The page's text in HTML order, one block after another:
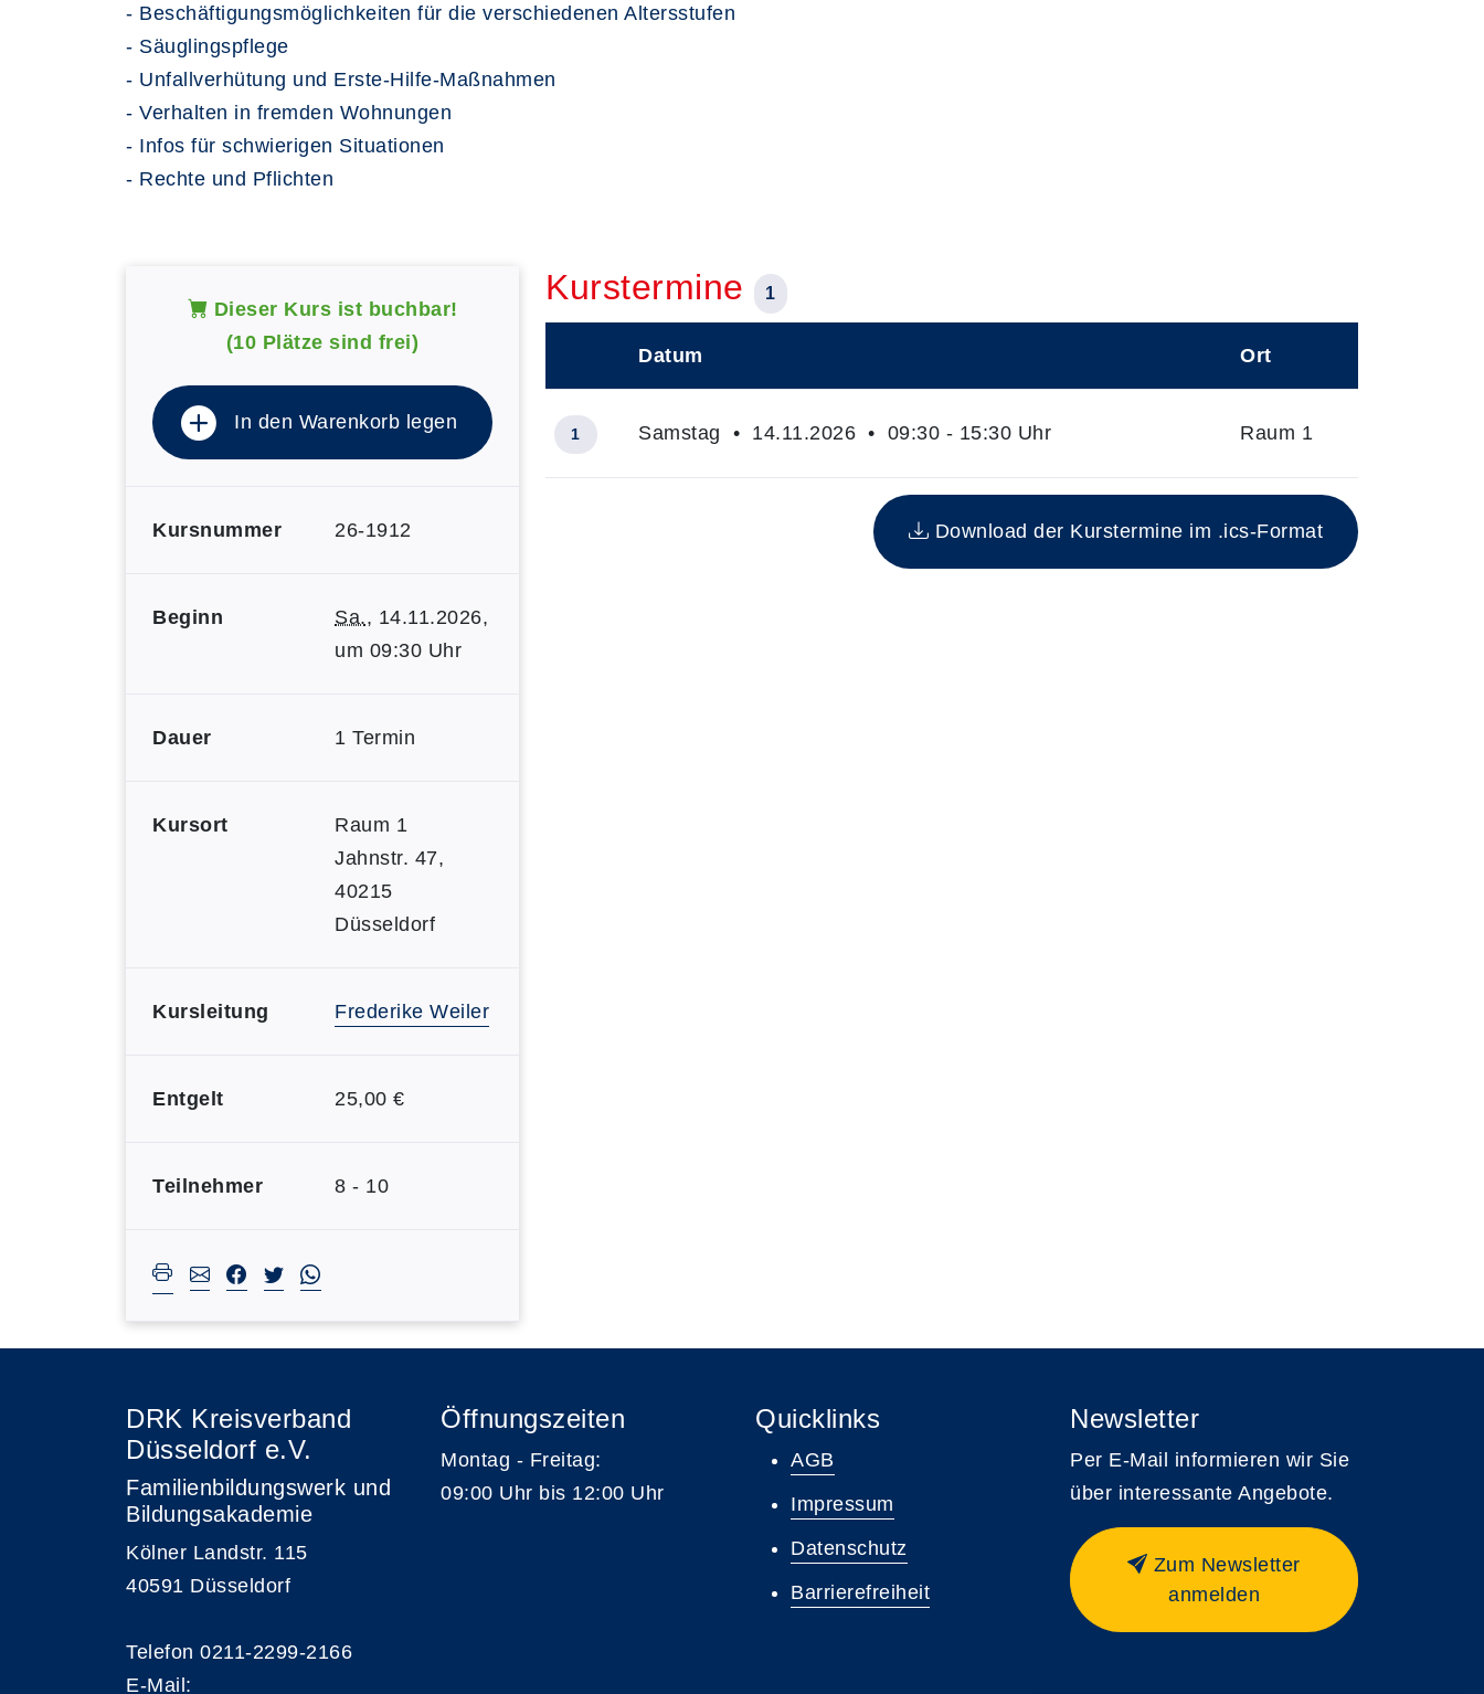
- Beschäftigungsmöglichkeiten für die verschiedenen Altersstufen
- Säuglingspflege
- Unfallverhütung und Erste-Hilfe-Maßnahmen
- Verhalten in fremden Wohnungen
- Infos für schwierigen Situationen
- Rechte und Pflichten
Dieser Kurs ist buchbar!
(10 Plätze sind frei)
In den Warenkorb legen
Kursnummer 26-1912
Beginn Sa., 14.11.2026,
um 09:30 Uhr
Dauer 1 Termin
Kursort
Raum 1
Jahnstr. 47,
40215
Düsseldorf
Kursleitung Frederike Weiler
Entgelt 25,00 €
Teilnehmer 8 - 10
Kurstermine 1
Insgesamt gibt es 1 Termine zum diesen Kurs
Datum Ort
1 Samstag • 14.11.2026 • 09:30 - 15:30 Uhr Raum 1
Download der Kurstermine im .ics-Format
DRK Kreisverband
Düsseldorf e.V.
Familienbildungswerk und
Bildungsakademie
Kölner Landstr. 115
40591 Düsseldorf
Telefon 0211-2299-2166
E-Mail:
Öffnungszeiten
Montag - Freitag:
09:00 Uhr bis 12:00 Uhr
Quicklinks
AGB
Impressum
Datenschutz
Barrierefreiheit
Newsletter
Per E-Mail informieren wir Sie
über interessante Angebote.
Zum Newsletter
anmelden